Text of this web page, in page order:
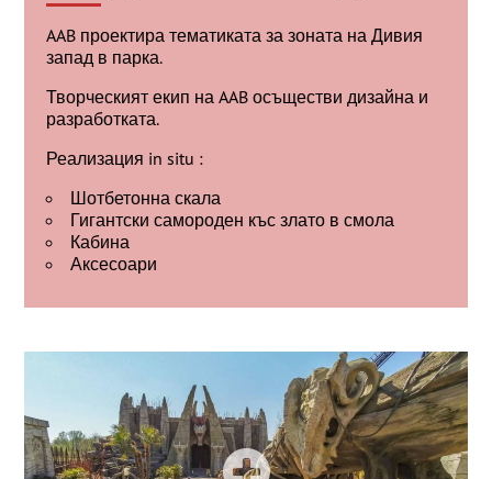
AAB проектира тематиката за зоната на Дивия
запад в парка.
Творческият екип на AAB осъществи дизайна и
разработката.
Реализация in situ :
Шотбетонна скала
Гигантски самороден къс злато в смола
Кабина
Аксесоари